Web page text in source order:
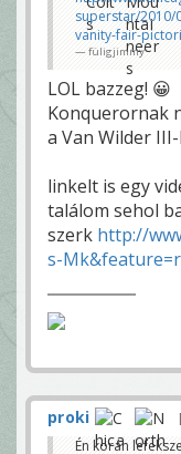
superstar/2010/
vanity-fair-
füligjimmy
LOL bazzeg! 😀
Konquerornak
a Van Wilder
linkelt is egy
találom sehol
szerk http://
s-
proki
Én korán